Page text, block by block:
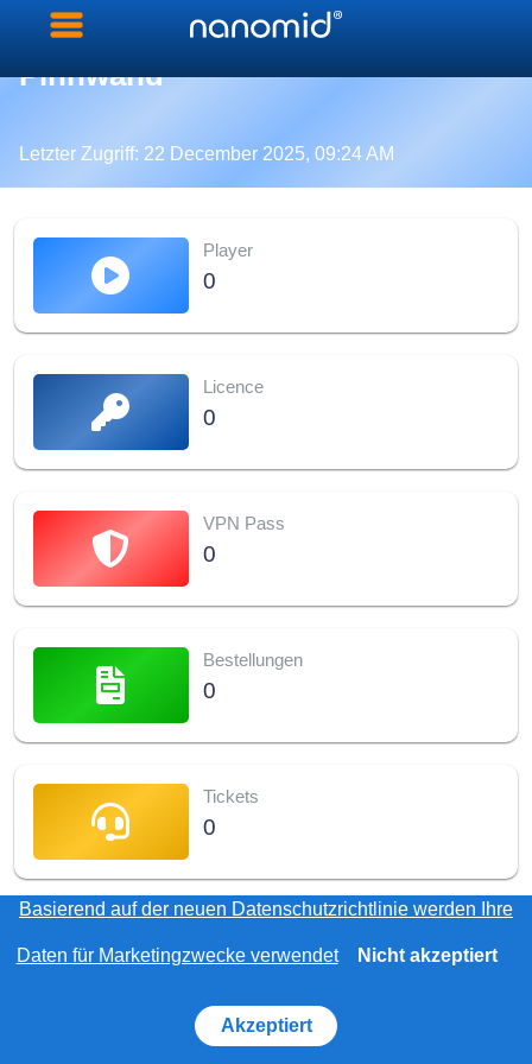
Pinnwand
Letzter Zugriff: 22 December 2025, 09:24 AM
Player
0
Licence
0
VPN Pass
0
Bestellungen
0
Tickets
0
0
Basierend auf der neuen Datenschutzrichtlinie werden Ihre
Daten für Marketingzwecke verwendet Nicht akzeptiert
Akzeptiert